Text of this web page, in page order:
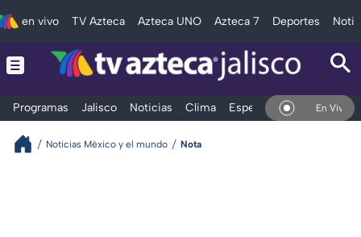
en vivo TV Azteca Azteca UNO Azteca 7 Deportes
Programas Jalisco Noticias Clima Espectáculos Deportes
En Vivo
Noticias México y el mundo Nota